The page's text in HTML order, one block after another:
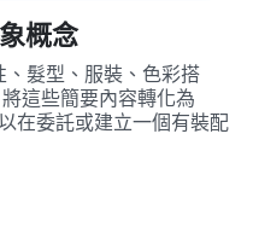
概念
髮型、服裝、色彩搭
這些簡要內容轉化為
在委託或建立一個有裝配